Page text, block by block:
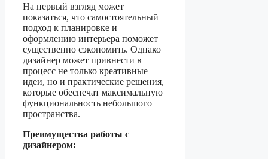
На первый взгляд может
показаться, что самостоятельный
подход к планировке и
оформлению интерьера поможет
существенно сэкономить. Однако
дизайнер может привнести в
процесс не только креативные
идеи, но и практические решения,
которые обеспечат максимальную
функциональность небольшого
пространства.
Преимущества работы с
дизайнером: